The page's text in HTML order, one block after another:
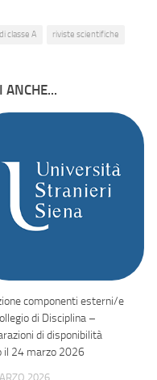
classe A riviste scientifiche
ANCHE...
componenti esterni/e
di Disciplina –
di disponibilità
il 24 marzo 2026
2026